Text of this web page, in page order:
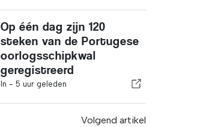
Op één dag zijn 120
steken van de Portugese
oorlogsschipkwal
geregistreerd
In - 5 uur geleden
Volgend artikel